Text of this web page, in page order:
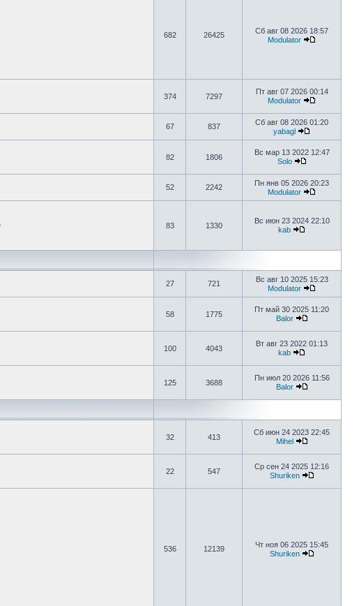
682 26425
Сб авг 08 2026 18:57
Modulator
374 7297
Пт авг 07 2026 00:14
Modulator
67 837
Сб авг 08 2026 01:20
yabagl
82 1806
Вс мар 13 2022 12:47
Solo
52 2242
Пн янв 05 2026 20:23
Modulator
83 1330
Вс июн 23 2024 22:10
kab
27 721
Вс авг 10 2025 15:23
Modulator
58 1775
Пт май 30 2025 11:20
Balor
100 4043
Вт авг 23 2022 01:13
kab
125 3688
Пн июл 20 2026 11:56
Balor
32 413
Сб июн 24 2023 22:45
Mihel
22 547
Ср сен 24 2025 12:16
Shuriken
536 12139
Чт ноя 06 2025 15:45
Shuriken